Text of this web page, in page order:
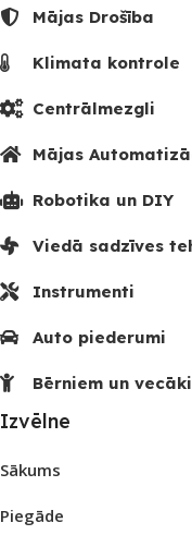
Mājas Drošība
Klimata kontrole
Centrālmezgli
Mājas
Robotika un DIY
Viedā sadzīves
Instrumenti
Auto piederumi
Bērniem un
Izvēlne
Sākums
Piegāde